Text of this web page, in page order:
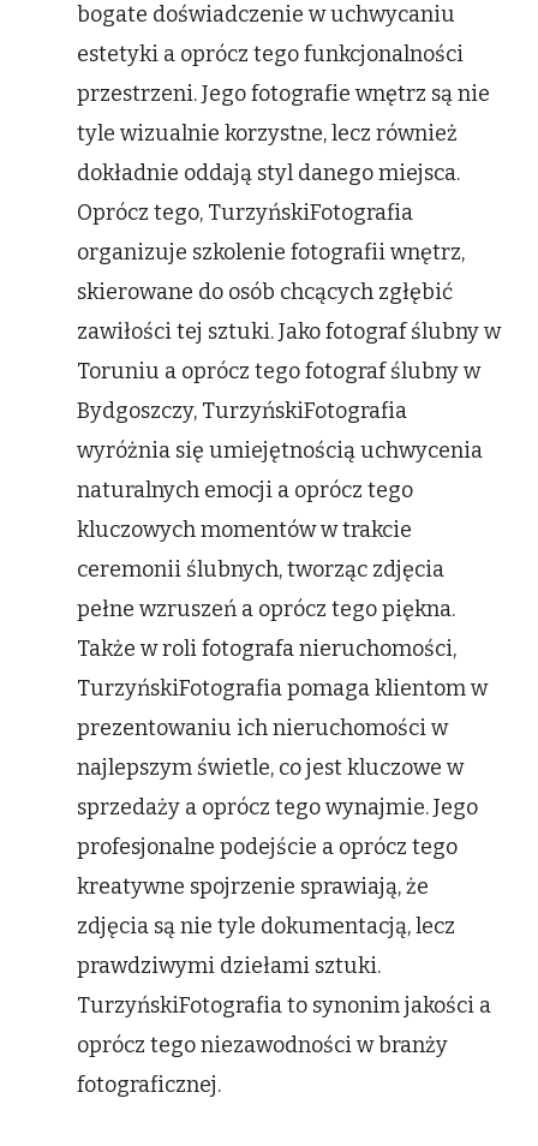
bogate doświadczenie w uchwycaniu
estetyki a oprócz tego funkcjonalności
przestrzeni. Jego fotografie wnętrz są nie
tyle wizualnie korzystne, lecz również
dokładnie oddają styl danego miejsca.
Oprócz tego, TurzyńskiFotografia
organizuje szkolenie fotografii wnętrz,
skierowane do osób chcących zgłębić
zawiłości tej sztuki. Jako fotograf ślubny w
Toruniu a oprócz tego fotograf ślubny w
Bydgoszczy, TurzyńskiFotografia
wyróżnia się umiejętnością uchwycenia
naturalnych emocji a oprócz tego
kluczowych momentów w trakcie
ceremonii ślubnych, tworząc zdjęcia
pełne wzruszeń a oprócz tego piękna.
Także w roli fotografa nieruchomości,
TurzyńskiFotografia pomaga klientom w
prezentowaniu ich nieruchomości w
najlepszym świetle, co jest kluczowe w
sprzedaży a oprócz tego wynajmie. Jego
profesjonalne podejście a oprócz tego
kreatywne spojrzenie sprawiają, że
zdjęcia są nie tyle dokumentacją, lecz
prawdziwymi dziełami sztuki.
TurzyńskiFotografia to synonim jakości a
oprócz tego niezawodności w branży
fotograficznej.